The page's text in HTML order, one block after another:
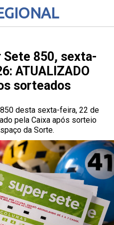
Sete 850, sexta-
ATUALIZADO
sorteados
desta sexta-feira, 22 de
pela Caixa após sorteio
da Sorte.